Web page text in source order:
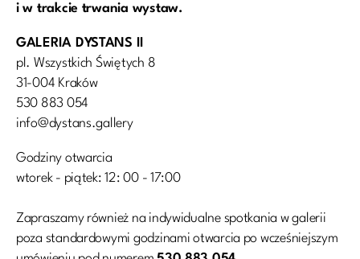
i w trakcie trwania wystaw.
GALERIA DYSTANS II
pl. Wszystkich Świętych 8
31-004 Kraków
530 883 054
info@dystans.gallery
Godziny otwarcia
wtorek - piątek: 12: 00 - 17:00
Zapraszamy również na indywidualne spotkania w galerii
poza standardowymi godzinami otwarcia po wcześniejszym